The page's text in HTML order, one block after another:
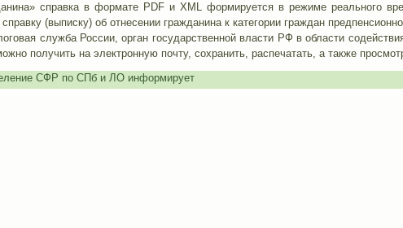
справка в формате PDF и XML формируется в режиме реального
(выписку) об отнесении гражданина к категории граждан
служба России, орган государственной власти РФ в области
получить на электронную почту, сохранить, распечатать, а также
СФР по СПб и ЛО информирует